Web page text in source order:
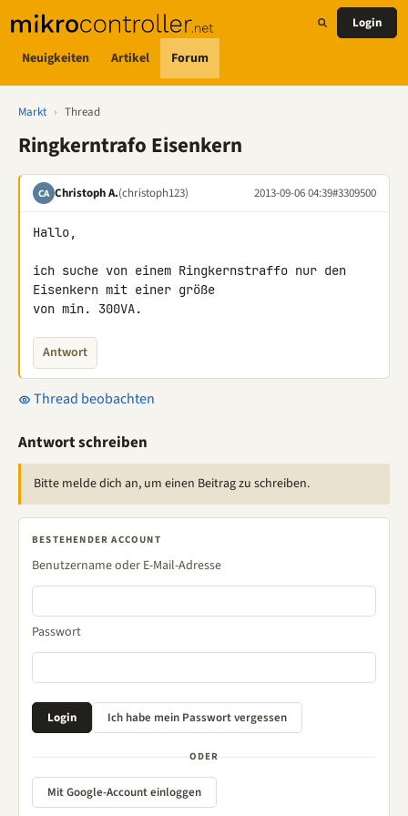
Neuigkeiten Artikel Forum
Login
Markt › Thread
Ringkerntrafo Eisenkern
CA Christoph A.(christoph123) 2013-09-06 04:39#3309500
Hallo,
ich suche von einem Ringkernstraffo nur den
Eisenkern mit einer größe
von min. 300VA.
Antwort
Thread beobachten
Antwort schreiben
Bitte melde dich an, um einen Beitrag zu schreiben.
BESTEHENDER ACCOUNT
Benutzername oder E-Mail-Adresse
Passwort
ODER
Mit Google-Account einloggen